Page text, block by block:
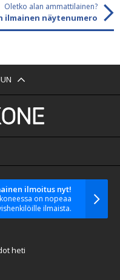
Oletko alan ammattilainen?
ilmainen näytenumero
ilmoitus nyt!
on nopeaa
ilmaista.
heti